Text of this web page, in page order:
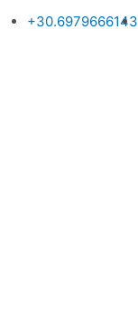
+30.6979666143